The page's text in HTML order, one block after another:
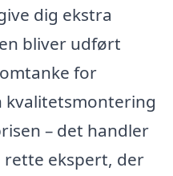
dig ekstra
bliver udført
for
kvalitetsmontering
– det handler
ekspert, der